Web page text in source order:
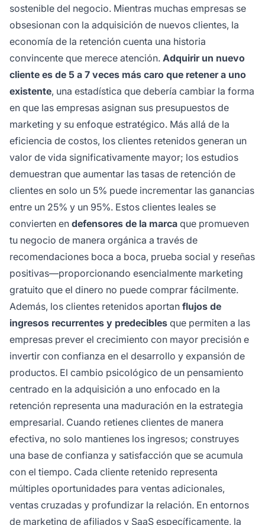
sostenible del negocio. Mientras muchas empresas se
obsesionan con la adquisición de nuevos clientes, la
economía de la retención cuenta una historia
convincente que merece atención. Adquirir un nuevo
cliente es de 5 a 7 veces más caro que retener a uno
existente, una estadística que debería cambiar la forma
en que las empresas asignan sus presupuestos de
marketing y su enfoque estratégico. Más allá de la
eficiencia de costos, los clientes retenidos generan un
valor de vida significativamente mayor; los estudios
demuestran que aumentar las tasas de retención de
clientes en solo un 5% puede incrementar las ganancias
entre un 25% y un 95%. Estos clientes leales se
convierten en defensores de la marca que promueven
tu negocio de manera orgánica a través de
recomendaciones boca a boca, prueba social y reseñas
positivas—proporcionando esencialmente marketing
gratuito que el dinero no puede comprar fácilmente.
Además, los clientes retenidos aportan flujos de
ingresos recurrentes y predecibles que permiten a las
empresas prever el crecimiento con mayor precisión e
invertir con confianza en el desarrollo y expansión de
productos. El cambio psicológico de un pensamiento
centrado en la adquisición a uno enfocado en la
retención representa una maduración en la estrategia
empresarial. Cuando retienes clientes de manera
efectiva, no solo mantienes los ingresos; construyes
una base de confianza y satisfacción que se acumula
con el tiempo. Cada cliente retenido representa
múltiples oportunidades para ventas adicionales,
ventas cruzadas y profundizar la relación. En entornos
de marketing de afiliados y SaaS específicamente, la